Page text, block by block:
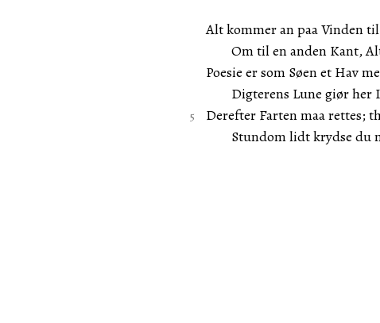
Alt kommer an paa Vinden
Om til en anden Kant,
Poesie er som Søen et Hav
Digterens Lune giør her
Derefter Farten maa rettes;
Stundom lidt krydse du